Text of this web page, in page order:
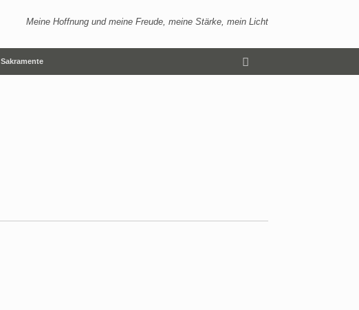
Meine Hoffnung und meine Freude, meine Stärke, mein Licht
Sakramente